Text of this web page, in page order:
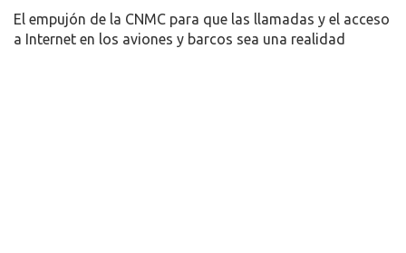
El empujón de la CNMC para que las llamadas y el acceso
a Internet en los aviones y barcos sea una realidad